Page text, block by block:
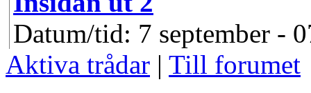
Datum/tid: 7 september -
Aktiva trådar | Till forumet